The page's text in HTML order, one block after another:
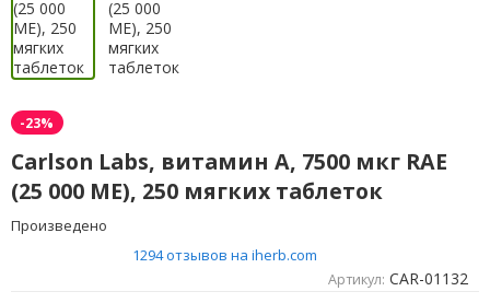
-23%
Carlson Labs, витамин A, 7500 мкг RAE
(25 000 МЕ), 250 мягких таблеток
Произведено
1294 отзывов на iherb.com
Артикул: CAR-01132